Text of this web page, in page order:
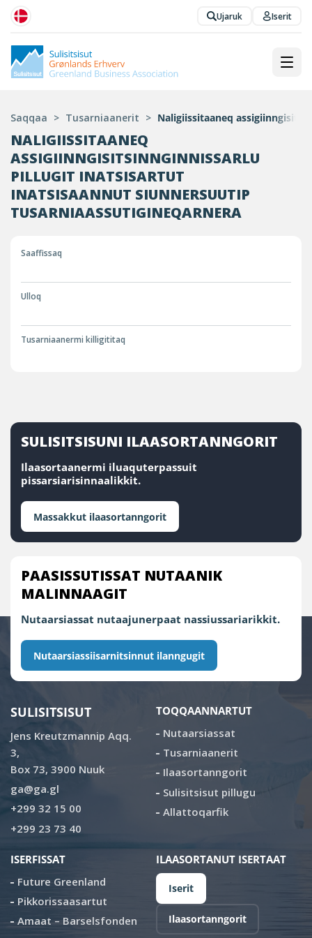
Ujaruk Iserit
Saqqaa > Tusarniaanerit > Naligiissitaaneq
NALIGIISSITAANEQ
ASSIGIINNGISITSINNGINNISSARLU
PILLUGIT INATSISARTUT
INATSISAANNUT SIUNNERSUUTIP
TUSARNIAASSUTIGINEQARNERA
Saaffissaq
Ulloq
Tusarniaanermi killigititaq
SULISITSISUNI ILAASORTANNGORIT
Ilaasortaanermi iluaquterpassuit
pissarsiarisinnaalikkit.
Massakkut ilaasortanngorit
PAASISSUTISSAT NUTAANIK
MALINNAAGIT
Nutaarsiassat nutaajunerpaat nassiussariarikkit.
Nutaarsiassiisarnitsinnut ilanngugit
SULISITSISUT
Jens Kreutzmannip Aqq.
3,
Box 73, 3900 Nuuk
ga@ga.gl
+299 32 15 00
+299 23 73 40
TOQQAANNARTUT
Nutaarsiassat
Tusarniaanerit
Ilaasortanngorit
Sulisitsisut pillugu
Allattoqarfik
ISERFISSAT
Future Greenland
Pikkorissaasartut
Amaat – Barselsfonden
ILAASORTANUT ISERTAAT
Iserit
Ilaasortanngorit